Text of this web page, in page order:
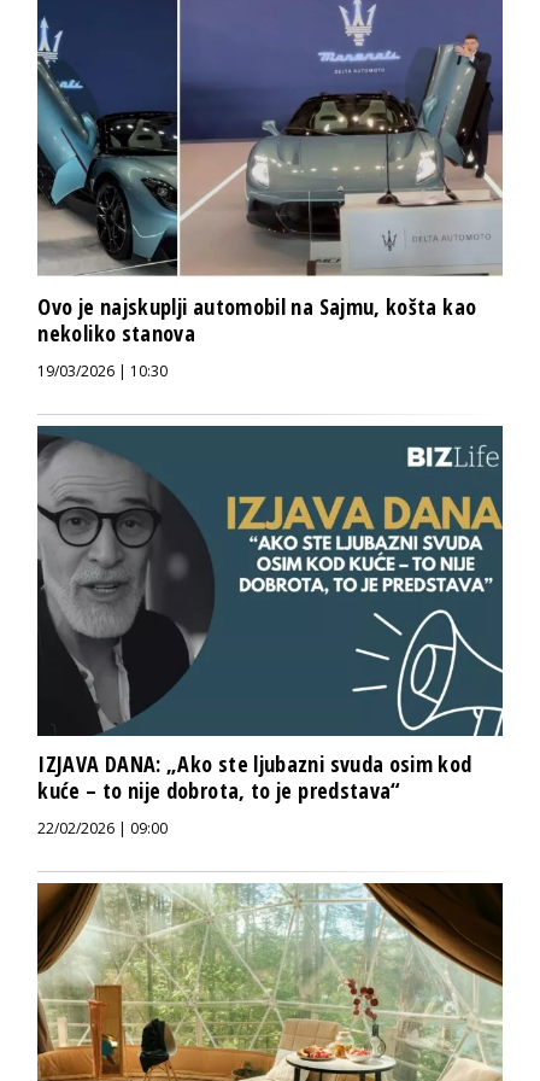
Ovo je najskuplji automobil na Sajmu, košta kao
nekoliko stanova
19/03/2026 | 10:30
IZJAVA DANA: „Ako ste ljubazni svuda osim kod
kuće – to nije dobrota, to je predstava“
22/02/2026 | 09:00